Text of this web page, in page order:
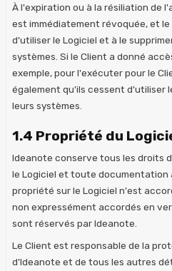
À l'expiration ou à la résiliation de
est immédiatement révoquée, et
d'utiliser le Logiciel et à le
systèmes. Si le Client a donné
exemple, pour l'exécuter pour le
également qu'ils cessent d'utiliser
leurs systèmes.
1.4 Propriété du
Ideanote conserve tous les droits
le Logiciel et toute documentation
propriété sur le Logiciel n'est
non expressément accordés en
sont réservés par Ideanote.
Le Client est responsable de la
d'Ideanote et de tous les autres